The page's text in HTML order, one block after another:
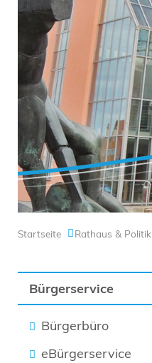
Startseite Rathaus & Politik
Bürgerservice
Bürgerbüro
eBürgerservice